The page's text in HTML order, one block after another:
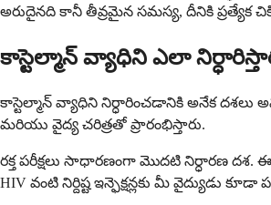
అరుదైనది కానీ తీవ్రమైన సమస్య, దీనికి ప్రత్యేక
కాస్టెల్మాన్ వ్యాధిని ఎలా
కాస్టెల్మాన్ వ్యాధిని నిర్ధారించడానికి అనేక దశలు
మరియు వైద్య చరిత్రతో ప్రారంభిస్తారు.
రక్త పరీక్షలు సాధారణంగా మొదటి నిర్ధారణ
HIV వంటి నిర్దిష్ట ఇన్ఫెక్షన్లకు మీ వైద్యుడు కూడా